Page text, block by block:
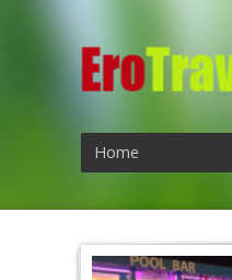
Home